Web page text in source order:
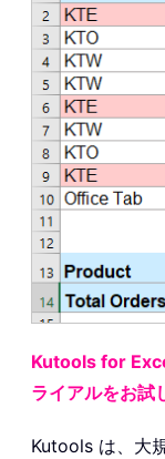
Kutools for
ライアルをお試
Kutools は、大